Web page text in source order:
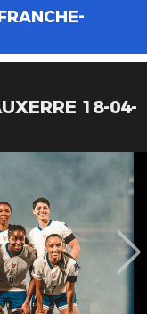
18-04-